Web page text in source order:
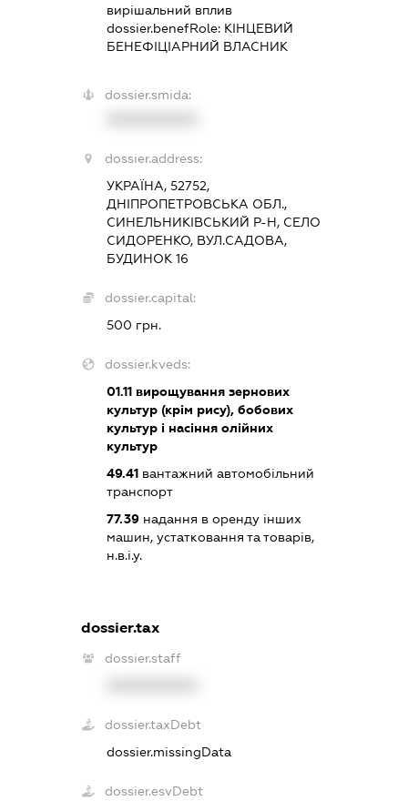
вирішальний вплив
dossier.benefRole: КІНЦЕВИЙ
БЕНЕФІЦІАРНИЙ ВЛАСНИК
dossier.smida:
dossier.address:
УКРАЇНА, 52752,
ДНІПРОПЕТРОВСЬКА ОБЛ.,
СИНЕЛЬНИКІВСЬКИЙ Р-Н, СЕЛО
СИДОРЕНКО, ВУЛ.САДОВА,
БУДИНОК 16
dossier.capital:
500 грн.
dossier.kveds:
01.11 вирощування зернових
культур (крім рису), бобових
культур і насіння олійних
культур
49.41 вантажний автомобільний
транспорт
77.39 надання в оренду інших
машин, устатковання та товарів,
н.в.і.у.
dossier.tax
dossier.staff
dossier.taxDebt
dossier.missingData
dossier.esvDebt